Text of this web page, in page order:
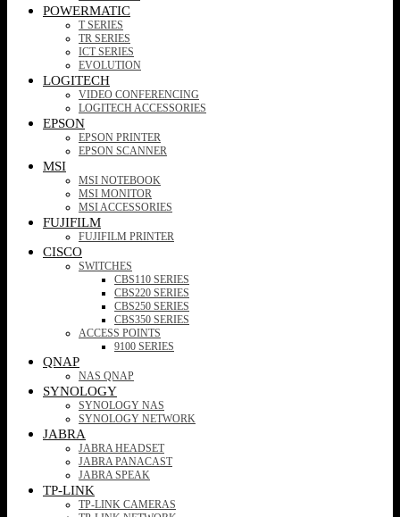
POWERMATIC
T SERIES
TR SERIES
ICT SERIES
EVOLUTION
LOGITECH
VIDEO CONFERENCING
LOGITECH ACCESSORIES
EPSON
EPSON PRINTER
EPSON SCANNER
MSI
MSI NOTEBOOK
MSI MONITOR
MSI ACCESSORIES
FUJIFILM
FUJIFILM PRINTER
CISCO
SWITCHES
CBS110 SERIES
CBS220 SERIES
CBS250 SERIES
CBS350 SERIES
ACCESS POINTS
9100 SERIES
QNAP
NAS QNAP
SYNOLOGY
SYNOLOGY NAS
SYNOLOGY NETWORK
JABRA
JABRA HEADSET
JABRA PANACAST
JABRA SPEAK
TP-LINK
TP-LINK CAMERAS